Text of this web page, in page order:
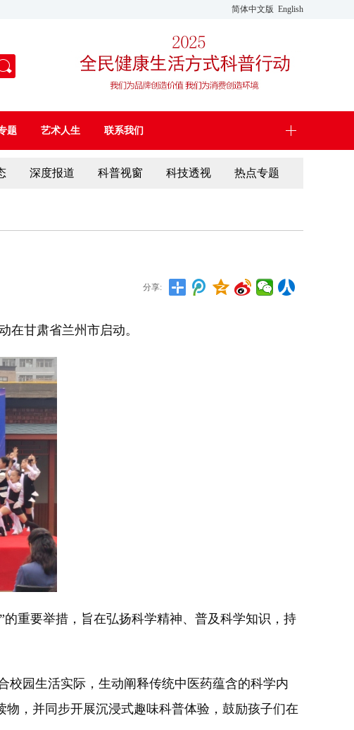
简体中文版 English
题 艺术人生 联系我们
深度报道 科普视窗 科技透视 热点专题
分享:
甘肃省兰州市启动。
重要举措，旨在弘扬科学精神、普及科学知识，持
园生活实际，生动阐释传统中医药蕴含的科学内
，并同步开展沉浸式趣味科普体验，鼓励孩子们在